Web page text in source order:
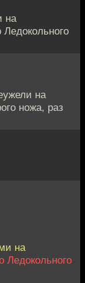
на
на
ножа, раз
на
Ледокольного